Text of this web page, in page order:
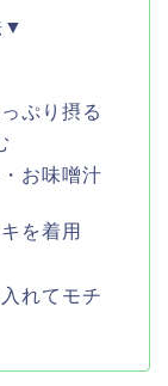
▼
ぷり摂る
お味噌汁
を着用
れてモチ